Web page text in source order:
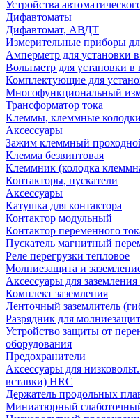
Устройства
Дифавтоматы
Дифавтомат, АВДТ
Измерительные приборы
Амперметр для установки
Вольтметр для установки в
Комплектующие для
Многофункциональный
Трансформатор тока
Клеммы, клеммные
Аксессуары
Зажим клеммный
Клемма безвинтовая
Клеммник (колодка
Контакторы, пускатели
Аксессуары
Катушка для контактора
Контактор модульный
Контактор переменного
Пускатель магнитный
Реле перегрузки тепловое
Молниезащита и
Аксессуары для
Комплект заземления
Ленточный заземлитель
Разрядник для
Устройство защиты от
оборудования
Предохранители
Аксессуары для
вставки) HRC
Держатель продольных
Миниатюрный